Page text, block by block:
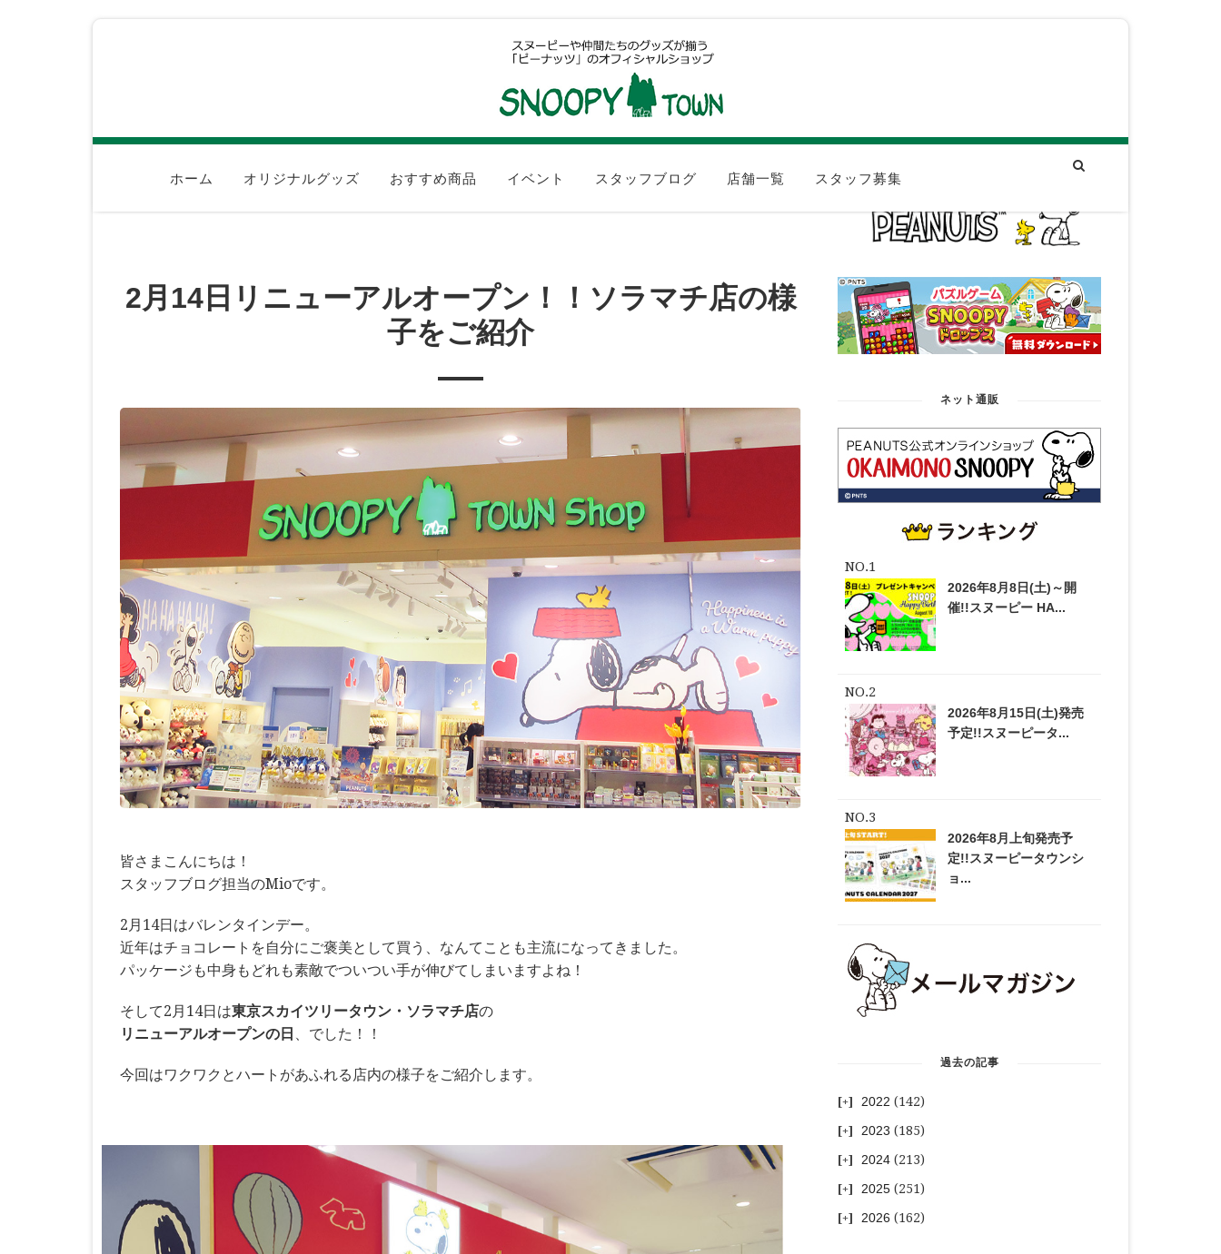
ホーム オリジナルグッズ おすすめ商品 イベント スタッフブログ 店舗一覧 スタッフ募集
2月14日リニューアルオープン！！ソラマチ店の様
子をご紹介
皆さまこんにちは！
スタッフブログ担当のMioです。
2月14日はバレンタインデー。
近年はチョコレートを自分にご褒美として買う、なんてことも主流になってきました。
パッケージも中身もどれも素敵でついつい手が伸びてしまいますよね！
そして2月14日は東京スカイツリータウン・ソラマチ店の
リニューアルオープンの日 、でした！！
今回はワクワクとハートがあふれる店内の様子をご紹介します。
ネット通販
2026年8月8日(土)～開
催!!スヌーピー HA...
2026年8月15日(土)発売
予定!!スヌーピータ...
2026年8月上旬発売予
定!!スヌーピータウンシ
ョ...
過去の記事
2022 (142)
2023 (185)
2024 (213)
2025 (251)
2026 (162)